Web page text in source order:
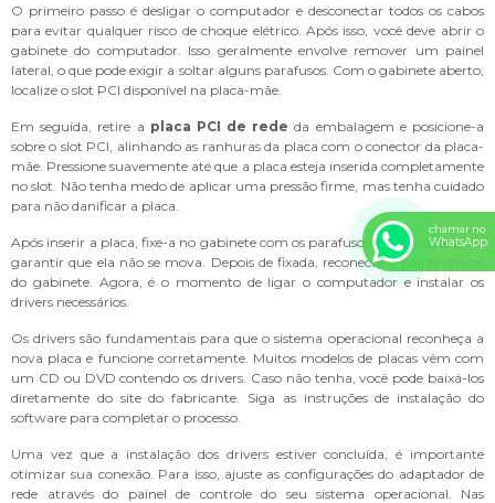
O primeiro passo é desligar o computador e desconectar todos os cabos
para evitar qualquer risco de choque elétrico. Após isso, você deve abrir o
gabinete do computador. Isso geralmente envolve remover um painel
lateral, o que pode exigir a soltar alguns parafusos. Com o gabinete aberto,
localize o slot PCI disponível na placa-mãe.
Em seguida, retire a placa PCI de rede da embalagem e posicione-a
sobre o slot PCI, alinhando as ranhuras da placa com o conector da placa-
mãe. Pressione suavemente até que a placa esteja inserida completamente
no slot. Não tenha medo de aplicar uma pressão firme, mas tenha cuidado
para não danificar a placa.
Após inserir a placa, fixe-a no gabinete com os parafusos apropriados para
garantir que ela não se mova. Depois de fixada, reconecte o painel lateral
do gabinete. Agora, é o momento de ligar o computador e instalar os
drivers necessários.
Os drivers são fundamentais para que o sistema operacional reconheça a
nova placa e funcione corretamente. Muitos modelos de placas vêm com
um CD ou DVD contendo os drivers. Caso não tenha, você pode baixá-los
diretamente do site do fabricante. Siga as instruções de instalação do
software para completar o processo.
Uma vez que a instalação dos drivers estiver concluída, é importante
otimizar sua conexão. Para isso, ajuste as configurações do adaptador de
rede através do painel de controle do seu sistema operacional. Nas
chamar no
WhatsApp